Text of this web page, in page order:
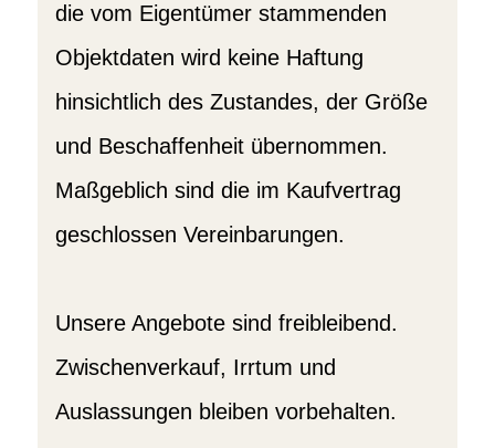
die vom Eigentümer stammenden
Objektdaten wird keine Haftung
hinsichtlich des Zustandes, der Größe
und Beschaffenheit übernommen.
Maßgeblich sind die im Kaufvertrag
geschlossen Vereinbarungen.
Unsere Angebote sind freibleibend.
Zwischenverkauf, Irrtum und
Auslassungen bleiben vorbehalten.